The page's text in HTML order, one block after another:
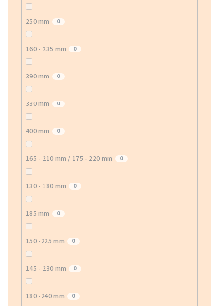
250 mm 0
160 - 235 mm 0
390 mm 0
330 mm 0
400 mm 0
165 - 210 mm / 175 - 220 mm 0
130 - 180 mm 0
185 mm 0
150 -225 mm 0
145 - 230 mm 0
180 -240 mm 0